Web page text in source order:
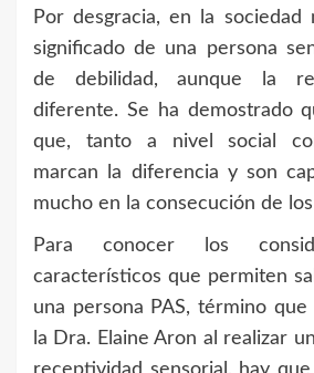
Por desgracia, en la sociedad
significado de una persona
de debilidad, aunque la
diferente. Se ha demostrado
que, tanto a nivel social
marcan la diferencia y son
mucho en la consecución de
Para conocer los
característicos que permiten
una persona PAS, término
la Dra. Elaine Aron al realizar